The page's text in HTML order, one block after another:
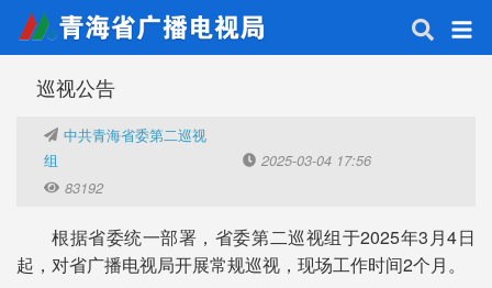
巡视公告
中共青海省委第二巡视
组
2025-03-04 17:56
83192
根据省委统一部署，省委第二巡视组于2025年3月4日
起，对省广播电视局开展常规巡视，现场工作时间2个月。